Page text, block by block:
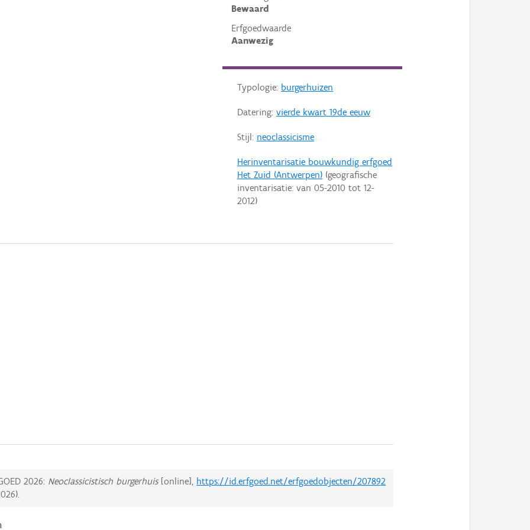
Bewaard
Erfgoedwaarde
Aanwezig
Typologie: burgerhuizen
Datering: vierde kwart 19de eeuw
Stijl: neoclassicisme
Herinventarisatie bouwkundig erfgoed
Het Zuid (Antwerpen)(geografische
inventarisatie: van 05-2010 tot 12-
2012)
2026: Neoclassicistisch burgerhuis[online], https://id.erfgoed.net/erfgoedobjecten/207892
).